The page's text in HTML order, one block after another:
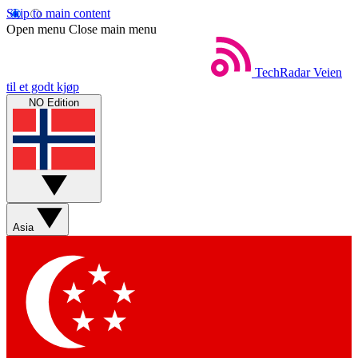
Skip to main content
Open menu Close main menu
TechRadar Veien
til et godt kjøp
NO Edition
Asia